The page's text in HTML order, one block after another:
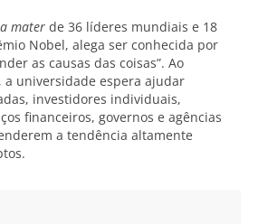
mater de 36 líderes mundiais e 18
Nobel, alega ser conhecida por
as causas das coisas”. Ao
universidade espera ajudar
investidores individuais,
financeiros, governos e agências
a tendência altamente